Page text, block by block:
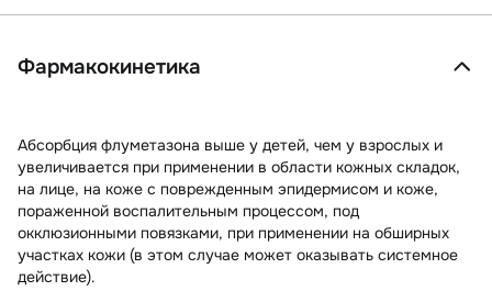
Фармакокинетика
Абсорбция флуметазона выше у детей, чем у взрослых и
увеличивается при применении в области кожных складок,
на лице, на коже с поврежденным эпидермисом и коже,
пораженной воспалительным процессом, под
окклюзионными повязками, при применении на обширных
участках кожи (в этом случае может оказывать системное
действие).